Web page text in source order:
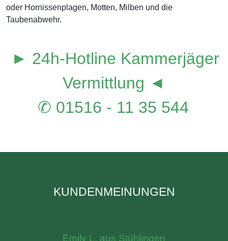
oder Hornissenplagen, Motten, Milben und die
Taubenabwehr.
► 24h-Hotline Kammerjäger
Vermittlung ◄
✆ 01516 - 11 35 544
KUNDENMEINUNGEN
Emily L. aus Stühlingen